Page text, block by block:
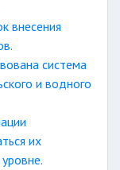
внесения
система
и водного
их